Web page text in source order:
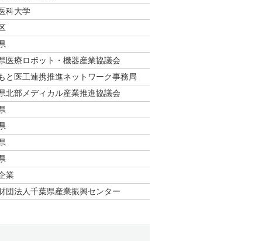
科大学
医療ロボット・機器産業協議会
と医⼯連携推進ネットワーク事務局
北部メディカル産業推進協議会
業
団法人千葉県産業振興センター